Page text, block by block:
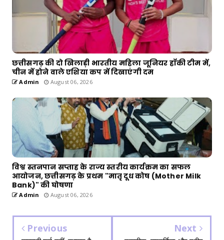
छत्तीसगढ़ की दो खिलाड़ी भारतीय महिला जूनियर हॉकी टीम में,
चीन में होने वाले एशिया कप में दिखाएंगी दम
Admin August 06, 2026
विश्व स्तनपान सप्ताह के राज्य स्तरीय कार्यक्रम का सफल
आयोजन, छत्तीसगढ़ के प्रथम "मातृ दूध कोष (Mother Milk
Bank)" की घोषणा
Admin August 06, 2026
Previous Next